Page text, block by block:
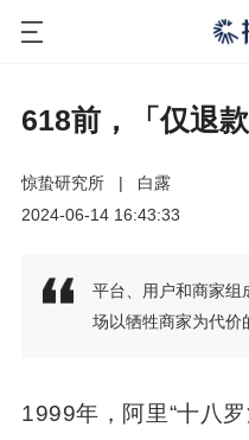
618前，「仅退
惊蛰研究所 |
白露
2024-06-14 16:43:33
平台、用户和商家组
场以牺牲商家为代价
1999年，阿里“十八